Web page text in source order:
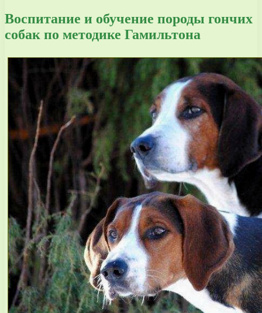
Воспитание и обучение породы гончих
собак по методике Гамильтона